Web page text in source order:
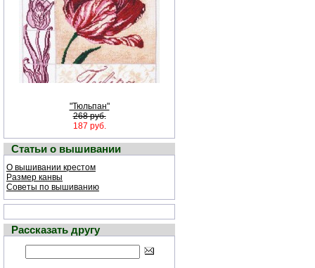
"Тюльпан"
268 руб.
187 руб.
Статьи о вышивании
О вышивании крестом
Размер канвы
Советы по вышиванию
Рассказать другу